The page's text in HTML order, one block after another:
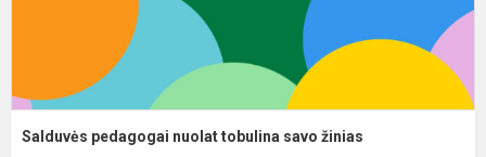
Salduvės pedagogai nuolat tobulina savo žinias